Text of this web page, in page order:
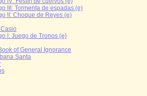
III: Tormenta de espadas (e)
II: Choque de Reyes (e)
I: Juego de Tronos (e)
of General Ignorance
Santa